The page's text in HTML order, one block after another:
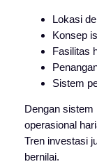
Lokasi
Konsep
Fasilitas
Sistem
Dengan sistem
operasional
Tren investasi
bernilai.